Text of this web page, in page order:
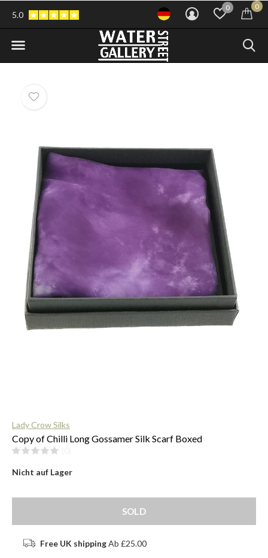
0 0
5.0
Lady Crow Silks
Copy of Chilli Long Gossamer Silk Scarf Boxed
Nicht auf Lager
SOLD
Free UK shippingAb £25.00